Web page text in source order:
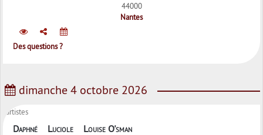
44000
Nantes
Des questions ?
dimanche 4 octobre 2026
artistes
Daphné Luciole Louise O'sman